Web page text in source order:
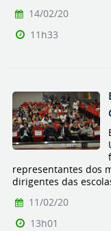
14/02/20
11h33
representantes dos
dirigentes das
11/02/20
13h01